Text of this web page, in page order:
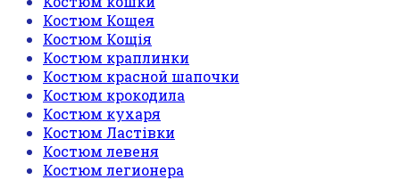
Костюм Кощея
Костюм Кощія
Костюм краплинки
Костюм красной шапочки
Костюм крокодила
Костюм кухаря
Костюм Ластівки
Костюм левеня
Костюм легионера